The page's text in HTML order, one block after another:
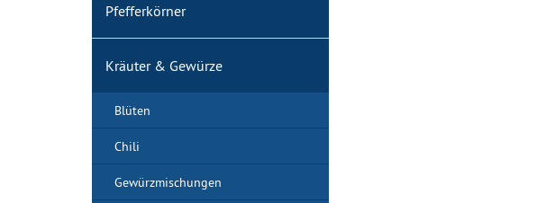
Pfefferkörner
Kräuter & Gewürze
Blüten
Chili
Gewürzmischungen